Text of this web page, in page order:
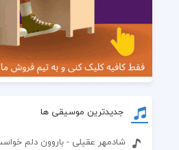
جدیدترین موسیقی ها
شادمهر عقیلی - باروون دلم